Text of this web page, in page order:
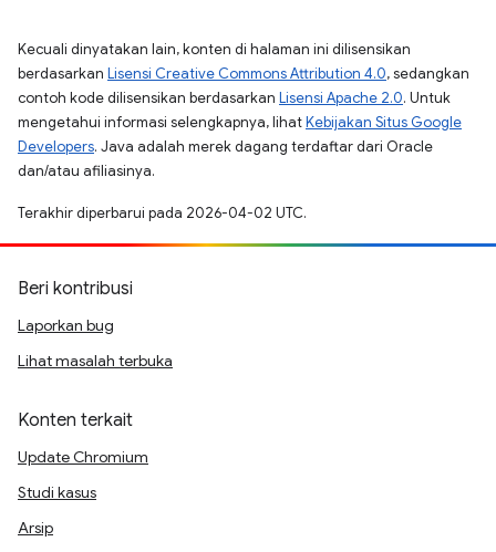
Kecuali dinyatakan lain, konten di halaman ini dilisensikan
berdasarkan Lisensi Creative Commons Attribution 4.0, sedangkan
contoh kode dilisensikan berdasarkan Lisensi Apache 2.0. Untuk
mengetahui informasi selengkapnya, lihatKebijakan Situs Google
Developers. Java adalah merek dagang terdaftar dari Oracle
dan/atau afiliasinya.
Terakhir diperbarui pada 2026-04-02 UTC.
Beri kontribusi
Laporkan bug
Lihat masalah terbuka
Konten terkait
Update Chromium
Studi kasus
Arsip